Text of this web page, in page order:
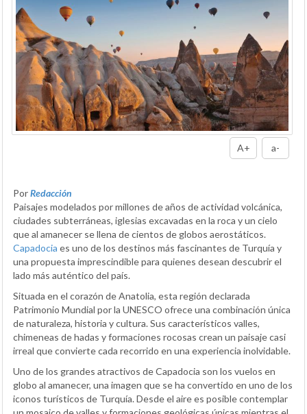
A+ a-
PorRedacción
Paisajes modelados por millones de años de actividad volcánica,
ciudades subterráneas, iglesias excavadas en la roca y un cielo
que al amanecer se llena de cientos de globos aerostáticos.
Capadocia es uno de los destinos más fascinantes de Turquía y
una propuesta imprescindible para quienes desean descubrir el
lado más auténtico del país.
Situada en el corazón de Anatolia, esta región declarada
Patrimonio Mundial por la UNESCO ofrece una combinación única
de naturaleza, historia y cultura. Sus característicos valles,
chimeneas de hadas y formaciones rocosas crean un paisaje casi
irreal que convierte cada recorrido en una experiencia inolvidable.
Uno de los grandes atractivos de Capadocia son los vuelos en
globo al amanecer, una imagen que se ha convertido en uno de los
iconos turísticos de Turquía. Desde el aire es posible contemplar